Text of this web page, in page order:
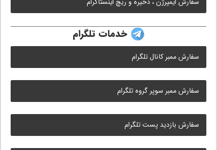
خدمات تلگرام
سفارش ممبر کانال تلگرام
سفارش ممبر سوپر گروه تلگرام
سفارش بازدید پست تلگرام